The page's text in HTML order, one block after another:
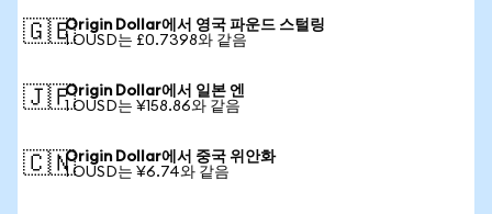
🇬🇧Origin Dollar에서 영국 파운드 스털링
1 OUSD는 £0.7398와 같음
🇯🇵Origin Dollar에서 일본 엔
1 OUSD는 ¥158.86와 같음
🇨🇳Origin Dollar에서 중국 위안화
1 OUSD는 ¥6.74와 같음